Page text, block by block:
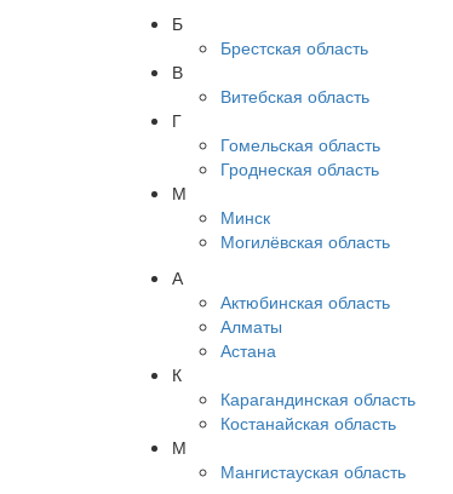
Б
Брестская область
В
Витебская область
Г
Гомельская область
Гроднеская область
М
Минск
Могилёвская область
А
Актюбинская область
Алматы
Астана
К
Карагандинская область
Костанайская область
М
Мангистауская область